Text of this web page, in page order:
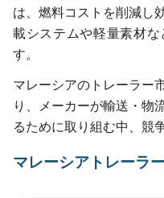
は、燃料コストを削減し
載システムや軽量素材
す。
マレーシアのトレーラー
り、メーカーが輸送・物
るために取り組む中、競
マレーシアトレーラ